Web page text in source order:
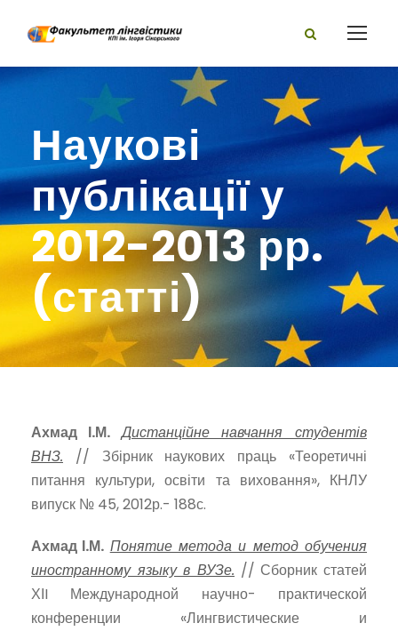
Наукові
публікації у
2012-2013 рр.
(статті)
Ахмад І.М. Дистанційне навчання студентів
ВНЗ. // Збірник наукових праць «Теоретичні
питання культури, освіти та виховання», КНЛУ
випуск № 45, 2012р.- 188с.
Ахмад І.М. Понятие метода и метод обучения
иностранному языку в ВУЗе. // Сборник статей
ХІI Международной научно- практической
конференции «Лингвистические и